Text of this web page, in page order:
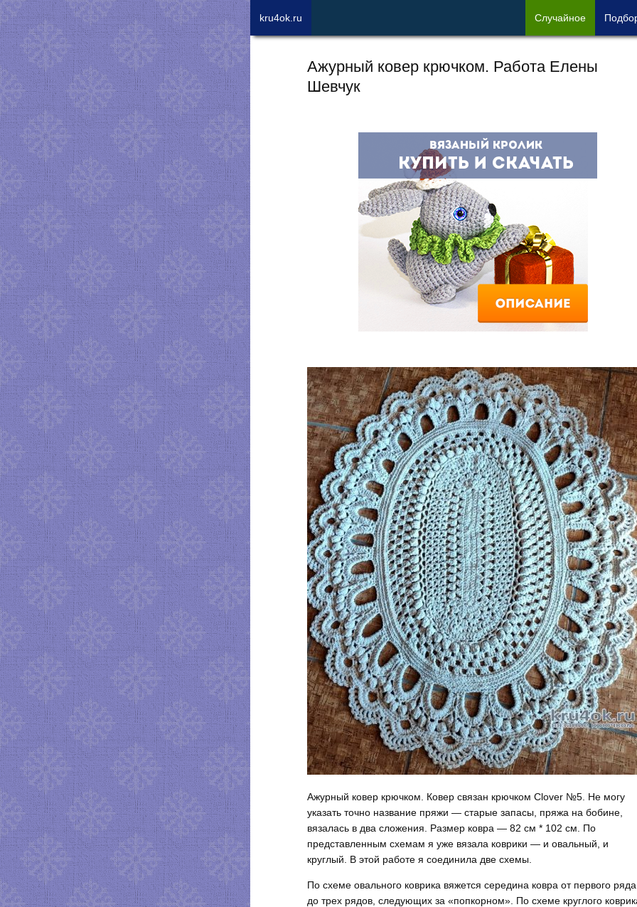
Ажурный ковер крючком. Работа Елены
Шевчук
Ажурный ковер крючком. Ковер связан крючком Clover №5. Не могу
указать точно название пряжи — старые запасы, пряжа на бобине,
вязалась в два сложения. Размер ковра — 82 см * 102 см. По
представленным схемам я уже вязала коврики — и овальный, и
круглый. В этой работе я соединила две схемы.
По схеме овального коврика вяжется середина ковра от первого ряда
до трех рядов, следующих за «попкорном». По схеме круглого
kru4ok.ru Случайное Под